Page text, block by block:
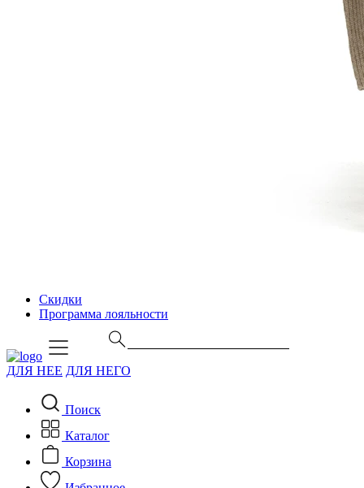
Скидки
Программа лояльности
ДЛЯ НЕЕ ДЛЯ НЕГО
Поиск
Каталог
Корзина